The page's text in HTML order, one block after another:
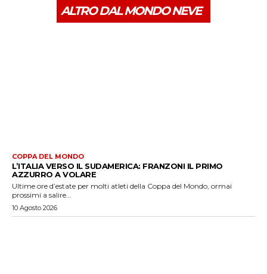
ALTRO DAL MONDO NEVE
COPPA DEL MONDO
L’ITALIA VERSO IL SUDAMERICA: FRANZONI IL PRIMO
AZZURRO A VOLARE
Ultime ore d’estate per molti atleti della Coppa del Mondo, ormai
prossimi a salire...
10 Agosto 2026